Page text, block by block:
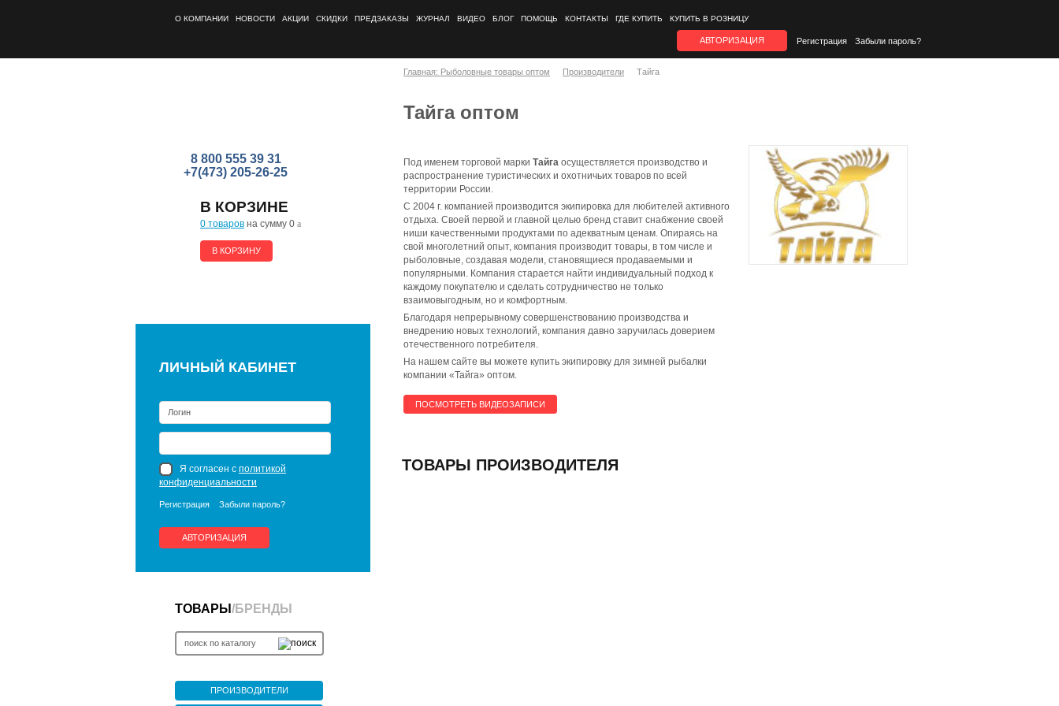
О КОМПАНИИ НОВОСТИ АКЦИИ СКИДКИ ПРЕДЗАКАЗЫ ЖУРНАЛ ВИДЕО БЛОГ ПОМОЩЬ КОНТАКТЫ ГДЕ КУПИТЬ КУПИТЬ В РОЗНИЦУ
АВТОРИЗАЦИЯ Регистрация Забыли пароль?
8 800 555 39 31
+7(473) 205-26-25
В КОРЗИНЕ
0 товаров на сумму 0 a
В КОРЗИНУ
ЛИЧНЫЙ КАБИНЕТ
Я согласен с политикой
конфиденциальности
Регистрация Забыли пароль?
АВТОРИЗАЦИЯ
ТОВАРЫ /БРЕНДЫ
ПРОИЗВОДИТЕЛИ
Главная: Рыболовные товары оптом Производители Тайга
Тайга оптом
Под именем торговой марки Тайга осуществляется производство и
распространение туристических и охотничьих товаров по всей
территории России.
С 2004 г. компанией производится экипировка для любителей активного
отдыха. Своей первой и главной целью бренд ставит снабжение своей
ниши качественными продуктами по адекватным ценам. Опираясь на
свой многолетний опыт, компания производит товары, в том числе и
рыболовные, создавая модели, становящиеся продаваемыми и
популярными. Компания старается найти индивидуальный подход к
каждому покупателю и сделать сотрудничество не только
взаимовыгодным, но и комфортным.
Благодаря непрерывному совершенствованию производства и
внедрению новых технологий, компания давно заручилась доверием
отечественного потребителя.
На нашем сайте вы можете купить экипировку для зимней рыбалки
компании «Тайга» оптом.
ПОСМОТРЕТЬ ВИДЕОЗАПИСИ
ТОВАРЫ ПРОИЗВОДИТЕЛЯ